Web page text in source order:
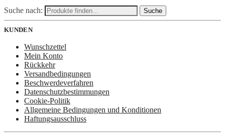
Suche nach: Suche
KUNDEN
Wunschzettel
Mein Konto
Rückkehr
Versandbedingungen
Beschwerdeverfahren
Datenschutzbestimmungen
Cookie-Politik
Allgemeine Bedingungen und Konditionen
Haftungsausschluss